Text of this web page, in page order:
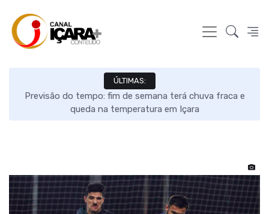
ÚLTIMAS:
Previsão do tempo: fim de semana terá chuva fraca e
queda na temperatura em Içara